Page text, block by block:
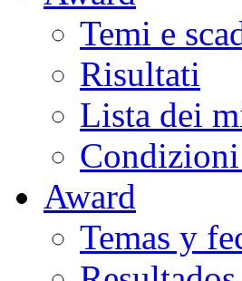
Temi e
Risultati
Lista dei
Award
Temas y